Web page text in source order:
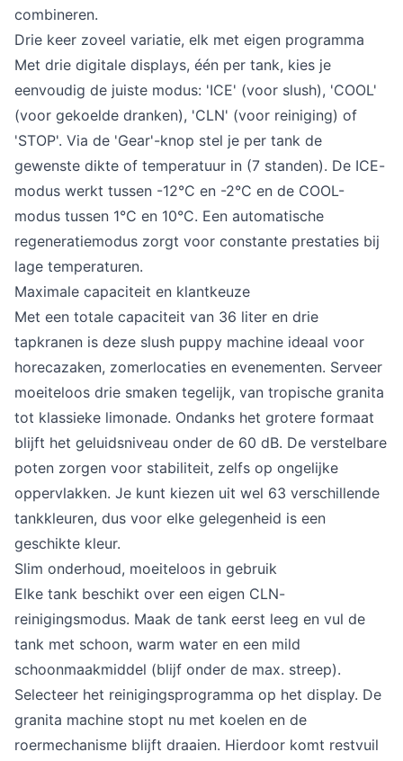
combineren.
Drie keer zoveel variatie, elk met eigen programma
Met drie digitale displays, één per tank, kies je
eenvoudig de juiste modus: 'ICE' (voor slush), 'COOL'
(voor gekoelde dranken), 'CLN' (voor reiniging) of
'STOP'. Via de 'Gear'-knop stel je per tank de
gewenste dikte of temperatuur in (7 standen). De ICE-
modus werkt tussen -12°C en -2°C en de COOL-
modus tussen 1°C en 10°C. Een automatische
regeneratiemodus zorgt voor constante prestaties bij
lage temperaturen.
Maximale capaciteit en klantkeuze
Met een totale capaciteit van 36 liter en drie
tapkranen is deze slush puppy machine ideaal voor
horecazaken, zomerlocaties en evenementen. Serveer
moeiteloos drie smaken tegelijk, van tropische granita
tot klassieke limonade. Ondanks het grotere formaat
blijft het geluidsniveau onder de 60 dB. De verstelbare
poten zorgen voor stabiliteit, zelfs op ongelijke
oppervlakken. Je kunt kiezen uit wel 63 verschillende
tankkleuren, dus voor elke gelegenheid is een
geschikte kleur.
Slim onderhoud, moeiteloos in gebruik
Elke tank beschikt over een eigen CLN-
reinigingsmodus. Maak de tank eerst leeg en vul de
tank met schoon, warm water en een mild
schoonmaakmiddel (blijf onder de max. streep).
Selecteer het reinigingsprogramma op het display. De
granita machine stopt nu met koelen en de
roermechanisme blijft draaien. Hierdoor komt restvuil